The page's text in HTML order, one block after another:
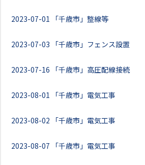
2023-07-01 「千歳市」整線等
2023-07-03 「千歳市」フェンス設置
2023-07-16 「千歳市」高圧配線接続
2023-08-01 「千歳市」電気工事
2023-08-02 「千歳市」電気工事
2023-08-07 「千歳市」電気工事